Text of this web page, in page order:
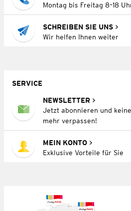
Montag bis Freitag 8–18
SCHREIBEN SIE UNS
Wir helfen Ihnen weiter
SERVICE
NEWSLETTER
Jetzt abonnieren und
mehr verpassen!
MEIN KONTO
Exklusive Vorteile für Sie